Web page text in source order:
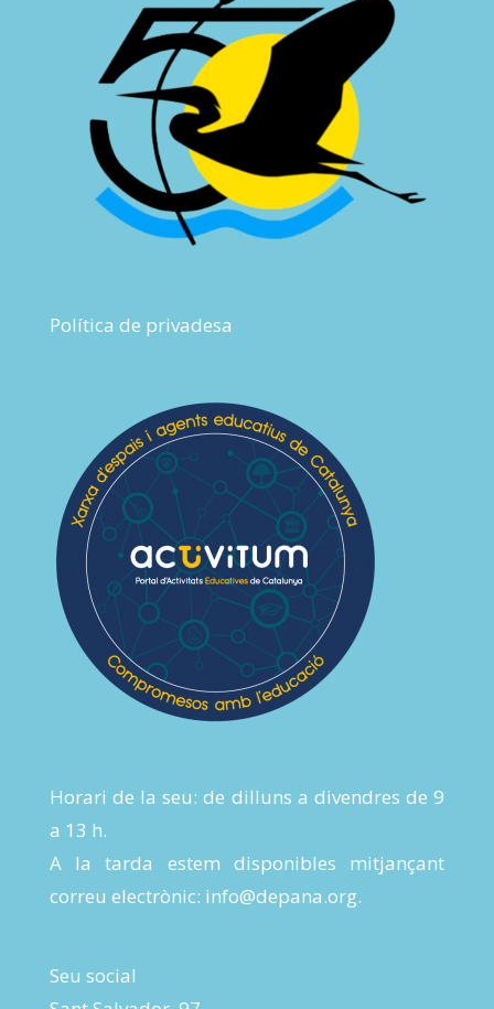
Política de privadesa
Horari de la seu: de dilluns a divendres de 9
a 13 h.
A la tarda estem disponibles mitjançant
correu electrònic: info@depana.org.
Seu social